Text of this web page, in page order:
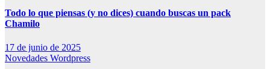
Todo lo que piensas (y no dices) cuando buscas un pack
Chamilo
17 de junio de 2025
Novedades Wordpress